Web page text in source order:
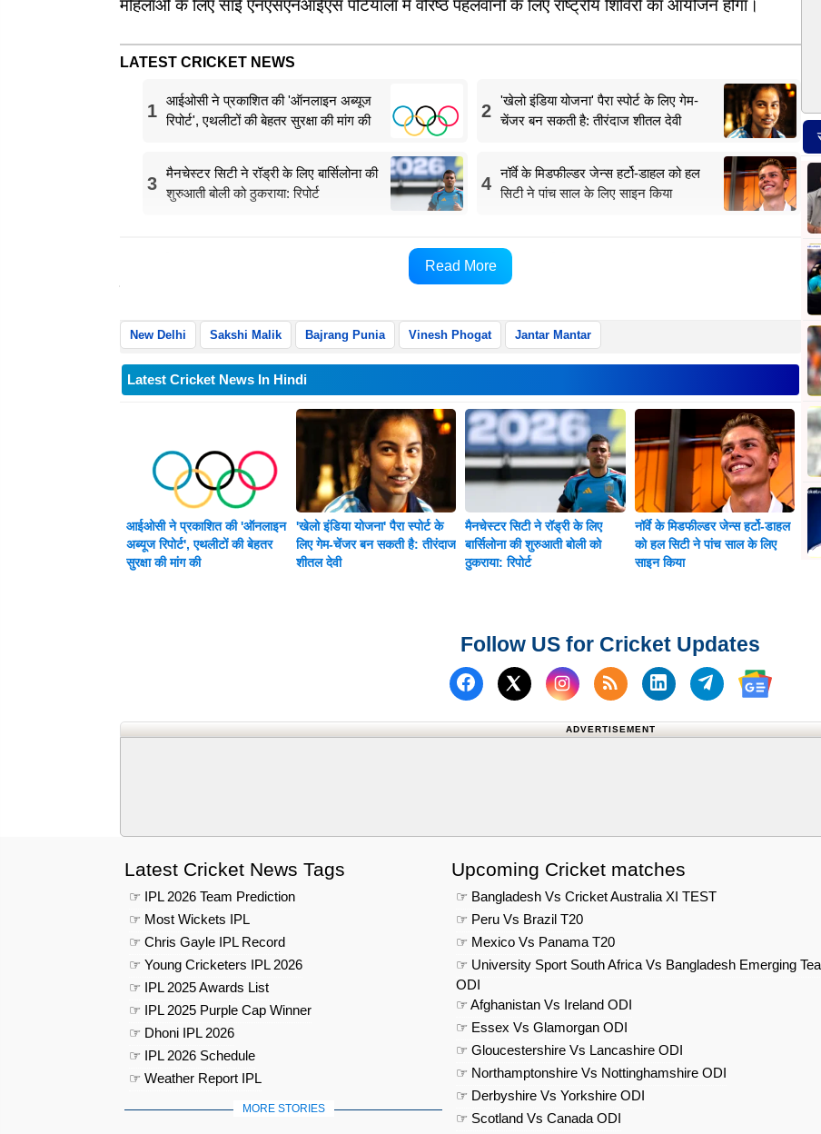
महिलाओं के लिए साई एनएसएनआईएस पटियाला में वरिष्ठ पहलवानों के लिए राष्ट्रीय शिविरों का आयोजन होगा।
LATEST CRICKET NEWS
1
आईओसी ने प्रकाशित की 'ऑनलाइन अब्यूज
रिपोर्ट', एथलीटों की बेहतर सुरक्षा की मांग की
2
'खेलो इंडिया योजना' पैरा स्पोर्ट के लिए गेम-
चेंजर बन सकती है: तीरंदाज शीतल देवी
3
मैनचेस्टर सिटी ने रॉड्री के लिए बार्सिलोना की
शुरुआती बोली को ठुकराया: रिपोर्ट
4
नॉर्वे के मिडफील्डर जेन्स हर्टो-डाहल को हल
सिटी ने पांच साल के लिए साइन किया
"एशियाई ओलंपिक क्वालीफायर 19-21 अप्रैल, 2024 तक बिश्केक, किर्गिस्तान में आयोजित होने वाले हैं, जबकि
विश्व ओलंपिक क्वालीफायर 9-12 मई तक इस्तांबुल, तुर्की में होने वाले हैं।"
Read More
New Delhi Sakshi Malik Bajrang Punia Vinesh Phogat Jantar Mantar
Latest Cricket News In Hindi
आईओसी ने प्रकाशित की 'ऑनलाइन
अब्यूज रिपोर्ट', एथलीटों की बेहतर
सुरक्षा की मांग की
'खेलो इंडिया योजना' पैरा स्पोर्ट के
लिए गेम-चेंजर बन सकती है: तीरंदाज
शीतल देवी
मैनचेस्टर सिटी ने रॉड्री के लिए
बार्सिलोना की शुरुआती बोली को
ठुकराया: रिपोर्ट
नॉर्वे के मिडफील्डर जेन्स हर्टो-डाहल
को हल सिटी ने पांच साल के लिए
साइन किया
Follow US for Cricket Updates
Follow us on Facebook
Follow us on X (Twitter)
Subscribe to our RSS Feed
Follow us on LinkedIn
Follow us on
Follow
ADVERTISEMENT
Latest Cricket News Tags
☞ IPL 2026 Team Prediction
☞ Most Wickets IPL
☞ Chris Gayle IPL Record
☞ Young Cricketers IPL 2026
☞ IPL 2025 Awards List
☞ IPL 2025 Purple Cap Winner
☞ Dhoni IPL 2026
☞ IPL 2026 Schedule
☞ Weather Report IPL
MORE STORIES
Upcoming Cricket matches
☞ Bangladesh Vs Cricket Australia XI TEST
☞ Peru Vs Brazil T20
☞ Mexico Vs Panama T20
☞ University Sport South Africa Vs Bangladesh Emerging
ODI
☞ Afghanistan Vs Ireland ODI
☞ Essex Vs Glamorgan ODI
☞ Gloucestershire Vs Lancashire ODI
☞ Northamptonshire Vs Nottinghamshire ODI
☞ Derbyshire Vs Yorkshire ODI
☞ Scotland Vs Canada ODI